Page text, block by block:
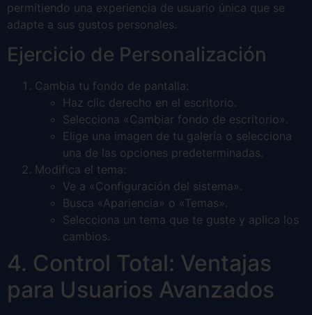
permitiendo una experiencia de usuario única que se
adapte a sus gustos personales.
Ejercicio de Personalización
Cambia tu fondo de pantalla:
Haz clic derecho en el escritorio.
Selecciona «Cambiar fondo de escritorio».
Elige una imagen de tu galería o selecciona
una de las opciones predeterminadas.
Modifica el tema:
Ve a «Configuración del sistema».
Busca «Apariencia» o «Temas».
Selecciona un tema que te guste y aplica los
cambios.
4. Control Total: Ventajas
para Usuarios Avanzados